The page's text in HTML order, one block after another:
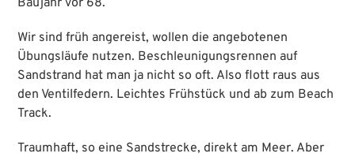
Wir sind früh angereist, wollen die angebotenen
Übungsläufe nutzen. Beschleunigungsrennen auf
Sandstrand hat man ja nicht so oft. Also flott raus aus
den Ventilfedern. Leichtes Frühstück und ab zum Beach
Track.
Traumhaft, so eine Sandstrecke, direkt am Meer. Aber